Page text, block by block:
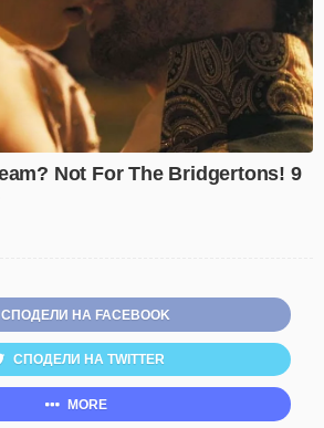
СПОДЕЛИ НА FACEBOOK
СПОДЕЛИ НА TWITTER
MORE